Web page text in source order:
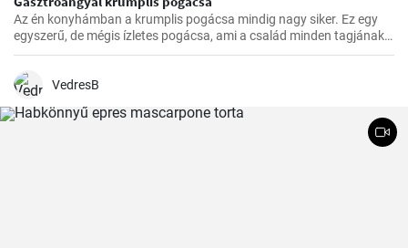
Az én konyhámban a krumplis pogácsa mindig nagy siker. Ez egy
egyszerű, de mégis ízletes pogácsa, ami a család minden tagjának
kedvence.
VedresB